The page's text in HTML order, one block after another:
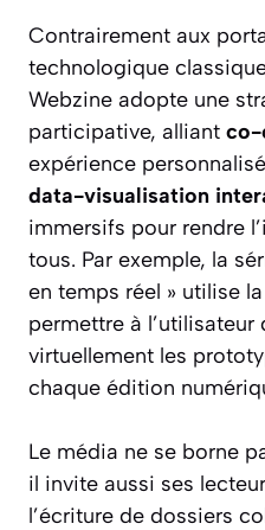
Contrairement aux
technologique
Webzine adopte une
participative, alliant co-
expérience
data-visualisation
immersifs pour rendre
tous. Par exemple, la
en temps réel » utilise
permettre à l’utilisateur
virtuellement les
chaque édition
Le média ne se borne
il invite aussi ses
l’écriture de dossiers